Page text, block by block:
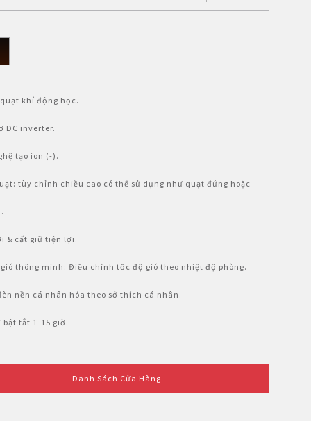
khí động học.
DC inverter.
tạo ion (-).
tùy chỉnh chiều cao có thể sử dụng như quạt đứng hoặc
& cất giữ tiện lợi.
gió thông minh: Điều chỉnh tốc độ gió theo nhiệt độ phòng.
nền cá nhân hóa theo sở thích cá nhân.
bật tắt 1-15 giờ.
Danh Sách Cửa Hàng